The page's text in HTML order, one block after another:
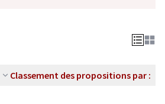
Classement des propositions par :